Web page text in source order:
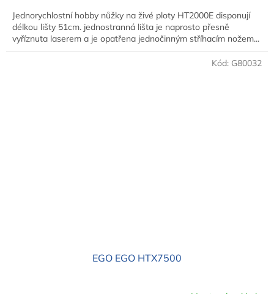
Jednorychlostní hobby nůžky na živé ploty HT2000E disponují
délkou lišty 51cm. jednostranná lišta je naprosto přesně
vyříznuta laserem a je opatřena jednočinným stříhacím nožem...
EGO EGO HTX7500
Kód: G80032